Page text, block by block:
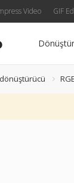
Video GIF
Dönüştür